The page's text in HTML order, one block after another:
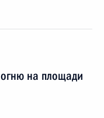
на площади